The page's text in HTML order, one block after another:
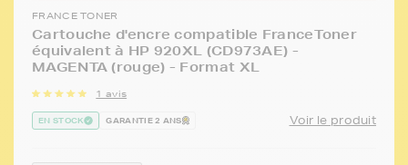
FRANCE TONER
Cartouche d'encre compatible FranceToner
équivalent à HP 920XL (CD973AE) -
MAGENTA (rouge) - Format XL
1 avis
EN STOCK GARANTIE 2 ANS Voir le produit